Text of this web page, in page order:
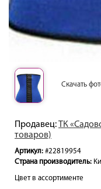
Скачать
Продавец:ТК
товаров)
Артикул: #22819954
Страна производитель:
Цвет в ассортименте